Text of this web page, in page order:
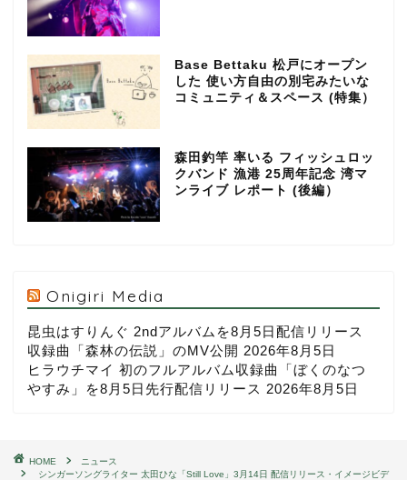
Base Bettaku 松戸にオープン
した 使い方自由の別宅みたいな
コミュニティ＆スペース (特集）
森田釣竿 率いる フィッシュロッ
クバンド 漁港 25周年記念 湾マ
ンライブ レポート (後編）
Onigiri Media
昆虫はすりんぐ 2ndアルバムを8月5日配信リリース
収録曲「森林の伝説」のMV公開 2026年8月5日
ヒラウチマイ 初のフルアルバム収録曲「ぼくのなつ
やすみ」を8月5日先行配信リリース 2026年8月5日
HOME
ニュース
シンガーソングライター 太田ひな「Still Love」3月14日 配信リリース・イメージビデ